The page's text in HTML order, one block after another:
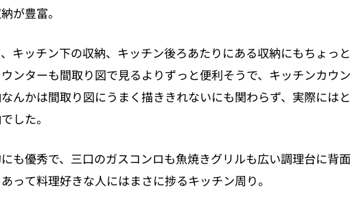
が豊富。
キッチン下の収納、キッチン後ろあたりにある収納にもちょっと
ンターも間取り図で見るよりずっと便利そうで、キッチンカウン
んかは間取り図にうまく描ききれないにも関わらず、実際にはと
した。
も優秀で、三口のガスコンロも魚焼きグリルも広い調理台に背面
って料理好きな人にはまさに捗るキッチン周り。